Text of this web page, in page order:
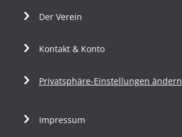
Der Verein
Kontakt & Konto
Privatsphäre-Einstellungen ändern
Impressum